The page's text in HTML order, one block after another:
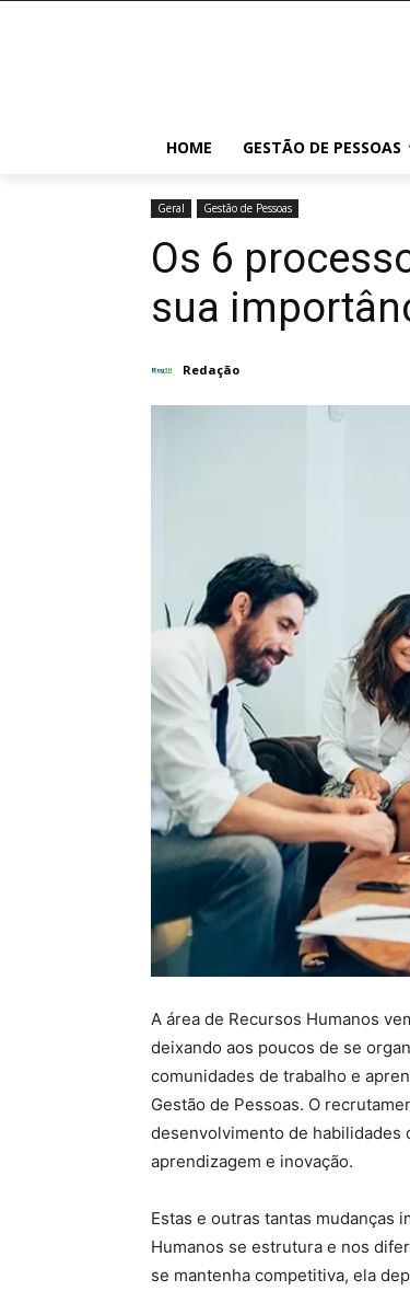
HOME GESTÃO DE PESSOAS
Geral Gestão de Pessoas
Os 6
sua
Redação
A área de Recursos Humanos
deixando aos poucos de se
comunidades de trabalho e
Gestão de Pessoas. O
desenvolvimento de habilidades
aprendizagem e inovação.
Estas e outras tantas mudanças
Humanos se estrutura e nos
se mantenha competitiva, ela